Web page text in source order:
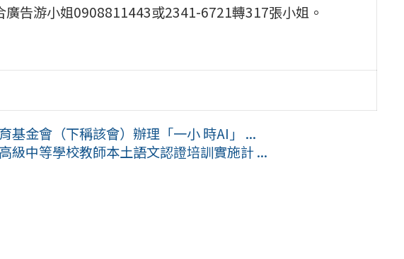
告游小姐0908811443或2341-6721轉317張小姐。
基金會（下稱該會）辦理「一小 時AI」 ...
級中等學校教師本土語文認證培訓實施計 ...